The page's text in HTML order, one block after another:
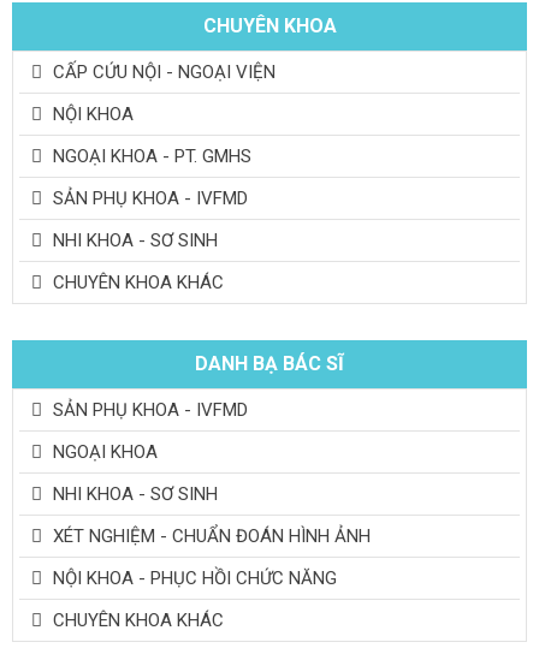
CHUYÊN KHOA
CẤP CỨU NỘI - NGOẠI VIỆN
NỘI KHOA
NGOẠI KHOA - PT. GMHS
SẢN PHỤ KHOA - IVFMD
NHI KHOA - SƠ SINH
CHUYÊN KHOA KHÁC
DANH BẠ BÁC SĨ
SẢN PHỤ KHOA - IVFMD
NGOẠI KHOA
NHI KHOA - SƠ SINH
XÉT NGHIỆM - CHUẨN ĐOÁN HÌNH ẢNH
NỘI KHOA - PHỤC HỒI CHỨC NĂNG
CHUYÊN KHOA KHÁC